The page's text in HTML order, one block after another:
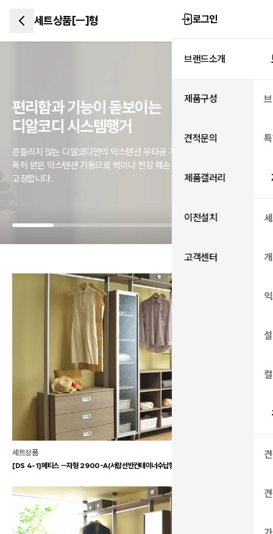
세트상품[ㅡ]형 로그인
브랜드소개
제품구성
견적문의
제품갤러리
이전설치
고객센터
편리함과 기능이 돋보이는
디알코디 시스템행거
흔들리지 않는 디알코디만의 익스텐션 무타공 기둥
특허 받은 익스텐션 기둥으로 벽이나 천장 훼손 없이 강력하게
고정합니다.
세트상품
[DS 4-1]메티스 ㅡ자형 2900-A(서랍선반컨테이너수납형)